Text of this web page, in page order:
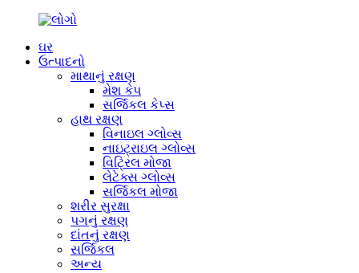
ઘર
ઉત્પાદનો
માથાનું રક્ષણ
મેશ કેપ
સર્જિકલ કેપ્સ
હાથ રક્ષણ
વિનાઇલ ગ્લોવ્સ
નાઇટ્રાઇલ ગ્લોવ્સ
વિટ્રિલ મોજા
લેટેક્સ ગ્લોવ્સ
સર્જિકલ મોજા
શરીર સુરક્ષા
પગનું રક્ષણ
દાંતનું રક્ષણ
સર્જિકલ
અન્ય